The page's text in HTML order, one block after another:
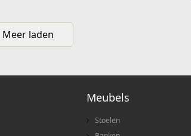
Meer laden
Meubels
Stoelen